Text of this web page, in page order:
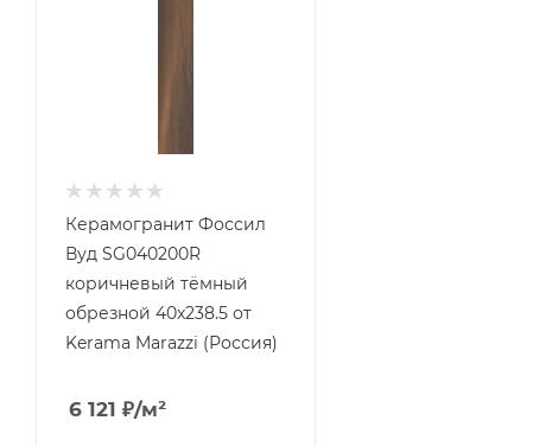
Керамогранит Фоссил
Вуд SG040200R
коричневый тёмный
обрезной 40x238.5 от
Kerama Marazzi (Россия)
6 121 ₽/м²